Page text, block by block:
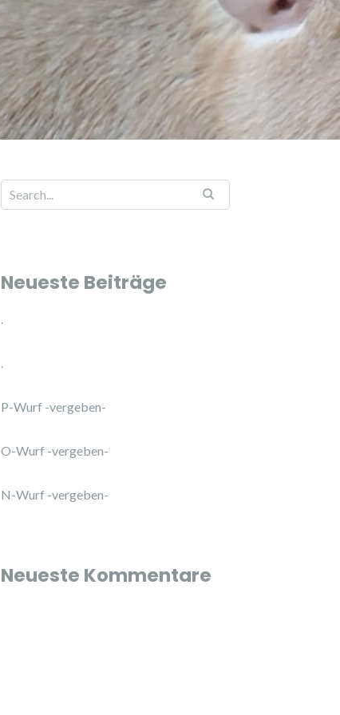
Neueste Beiträge
.
.
P-Wurf -vergeben-
O-Wurf -vergeben-
N-Wurf -vergeben-
Neueste Kommentare